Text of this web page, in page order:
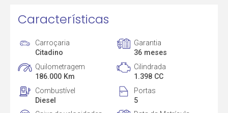
Características
Carroçaria
Citadino
Garantia
36 meses
Quilometragem
186.000 Km
Cilindrada
1.398 CC
Combustível
Diesel
Portas
5